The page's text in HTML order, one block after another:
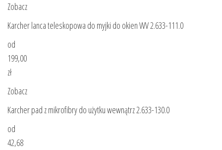
Zobacz
Karcher lanca teleskopowa do myjki do okien WV 2.633-111.0
od
199,00
zł
Zobacz
Karcher pad z mikrofibry do użytku wewnątrz 2.633-130.0
od
42,68